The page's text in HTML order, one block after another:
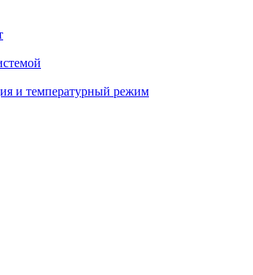
и температурный режим